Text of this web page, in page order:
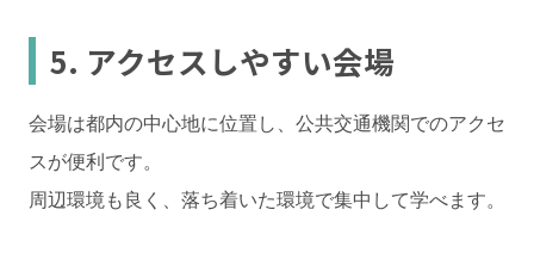
5. アクセスしやすい会場
会場は都内の中心地に位置し、公共交通機関でのアクセ
スが便利です。
周辺環境も良く、落ち着いた環境で集中して学べます。